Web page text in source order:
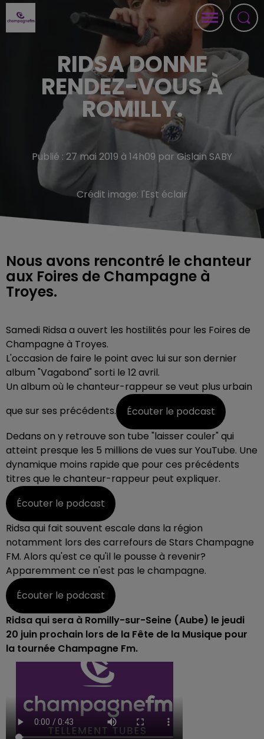
RIDSA DONNE
RENDEZ-VOUS À
ROMILLY.
Publié : 27 mai 2019 à 14h09 par Gislain SABY
Crédit image: l'Est éclair
Nous avons rencontré le chanteur
aux Foires de Champagne à
Troyes.
Samedi Ridsa a ouvert les hostilités pour les Foires de
Champagne à Troyes.
L'occasion de faire le point avec lui sur son dernier
album "Vagabond" sorti le 12 avril.
Un album où le chanteur-rappeur se veut plus urbain
que sur ses précédents.
Écouter le podcast
Dedans on y retrouve son tube "laisser couler" qui
atteint presque les 5 millions de vues sur YouTube. Une
dynamique moins rapide que pour ces précédents
titres que le chanteur-rappeur peut expliquer.
Écouter le podcast
Ridsa qui fait souvent escale dans la région
notamment lors des carrefours de Stars Champagne
FM. Alors qu'est ce qu'il le pousse à revenir?
Apparemment ce n'est pas le champagne.
Écouter le podcast
Ridsa qui sera à Romilly-sur-Seine (Aube) le jeudi
20 juin prochain lors de la Fête de la Musique pour
la tournée Champagne Fm.